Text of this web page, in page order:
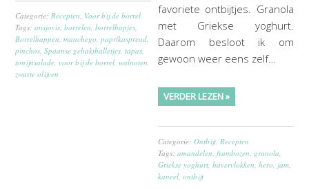
Categorie: Recepten Voor bij de borrel
Tags:ansjovis ,borrelen ,borrelhapjes
Borrelhappen ,manchego ,paprikaspread
pinchos ,Spaanse gehaktballetjes ,tapas
tonijnsalade voor bij de borrel ,walnoten
zwarte olijven
favoriete ontbijtjes. Granola
met Griekse yoghurt.
Daarom besloot ik om
gewoon weer eens zelf…
VERDER LEZEN »
Categorie:Ontbijt Recepten
Tags:amandelen ,frambozen granola
Griekse yoghurt ,havervlokken ,hero jam
kaneel ,ontbijt